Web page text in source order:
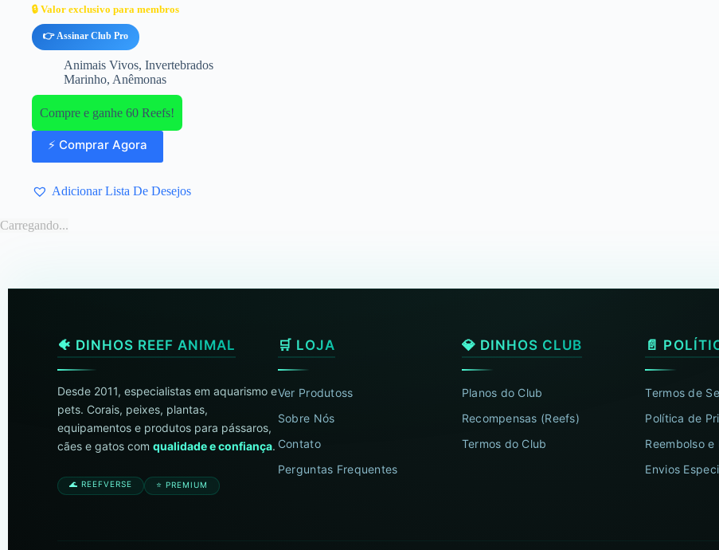
🔒 Valor exclusivo para membros
👉 Assinar Club Pro
Animais Vivos, Invertebrados
Marinho, Anêmonas
Compre e ganhe 60 Reefs!
⚡ Comprar Agora
Adicionar Lista De Desejos
Carregando...
🐠 DINHOS REEF ANIMAL
Desde 2011, especialistas em aquarismo e
pets. Corais, peixes, plantas,
equipamentos e produtos para pássaros,
cães e gatos com qualidade e confiança.
🌊 REEFVERSE ⭐ PREMIUM
🛒 LOJA
Ver Produtoss
Sobre Nós
Contato
Perguntas Frequentes
💎 DINHOS CLUB
Planos do Club
Recompensas (Reefs)
Termos do Club
📄
Termos de
Política de
Reembolso e
Envios